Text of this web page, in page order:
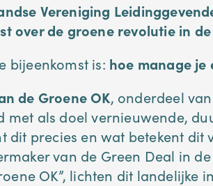
Vereniging
over de groene revolutie in de
bijeenkomst is: hoe manage je
de Groene OK, onderdeel
met als doel vernieuwende,
dit precies en wat betekent dit
van de Green Deal in
OK”, lichten dit landelijke